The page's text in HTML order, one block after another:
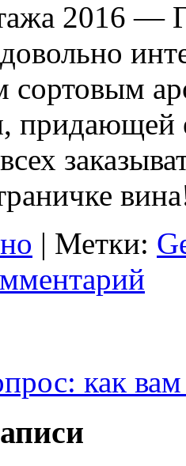
2016 —
сортовым
придающей
| Метки:
как вам